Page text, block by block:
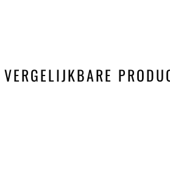
VERGELIJKBARE